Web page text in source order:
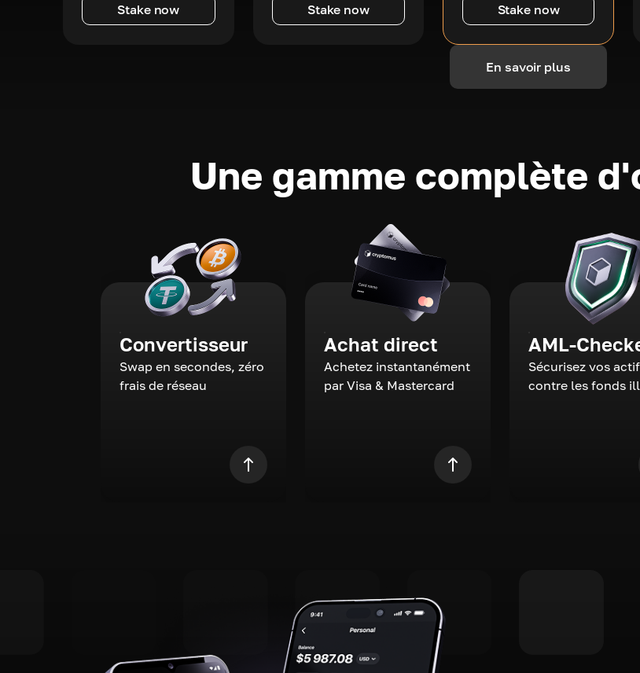
Stake now Stake now Stake now
En savoir plus
Une gamme complète
Convertisseur
Swap en secondes, zéro
frais de réseau
Achat direct
Achetez instantanément
par Visa & Mastercard
AML-
Sécurisez vos
contre les fonds